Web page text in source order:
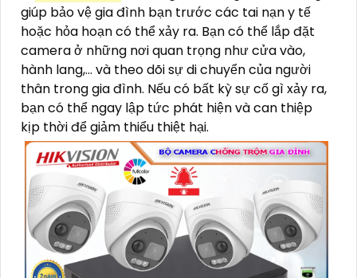
giúp bảo vệ gia đình bạn trước các tai nạn y tế
hoặc hỏa hoạn có thể xảy ra. Bạn có thể lắp đặt
camera ở những nơi quan trọng như cửa vào,
hành lang,... và theo dõi sự di chuyển của người
thân trong gia đình. Nếu có bất kỳ sự cố gì xảy ra,
bạn có thể ngay lập tức phát hiện và can thiệp
kịp thời để giảm thiểu thiệt hại.